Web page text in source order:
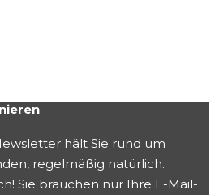
hält Sie rund um
regelmäßig natürlich.
Sie brauchen nur Ihre E-Mail-